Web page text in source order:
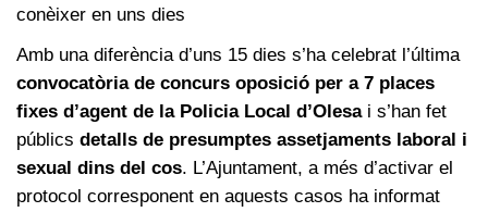
conèixer en uns dies
Amb una diferència d’uns 15 dies s’ha celebrat l’última
convocatòria de concurs oposició per a 7 places
fixes d’agent de la Policia Local d’Olesai s’han fet
públics detalls de presumptes assetjaments laboral i
sexual dins del cos. L’Ajuntament, a més d’activar el
protocol corresponent en aquests casos ha informat